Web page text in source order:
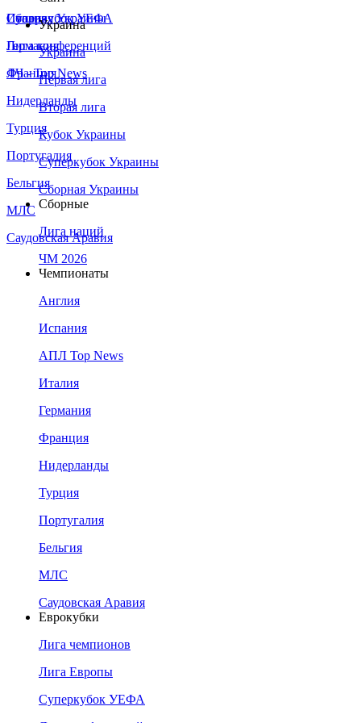
Сборная Украины
Италия
Германия
Франция
Нидерланды
Турция
Португалия
Бельгия
МЛС
Саудовская Аравия
Суперкубок УЕФА
Лига конференций
ЛЧ - Top News
Украина
Украина
Первая лига
Вторая лига
Кубок Украины
Суперкубок Украины
Сборная Украины
Сборные
Лига наций
ЧМ 2026
Чемпионаты
Англия
Испания
АПЛ Top News
Италия
Германия
Франция
Нидерланды
Турция
Португалия
Бельгия
МЛС
Саудовская Аравия
Еврокубки
Лига чемпионов
Лига Европы
Суперкубок УЕФА